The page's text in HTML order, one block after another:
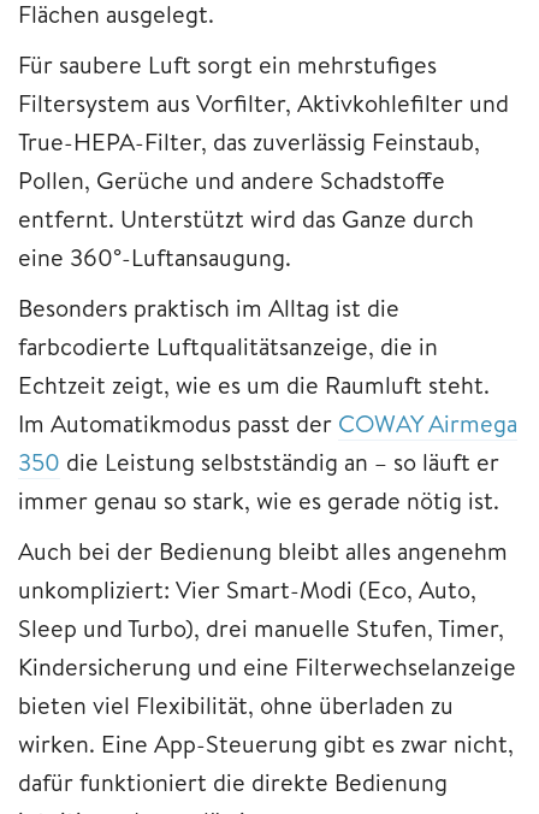
Flächen ausgelegt.
Für saubere Luft sorgt ein mehrstufiges
Filtersystem aus Vorfilter, Aktivkohlefilter und
True-HEPA-Filter, das zuverlässig Feinstaub,
Pollen, Gerüche und andere Schadstoffe
entfernt. Unterstützt wird das Ganze durch
eine 360°-Luftansaugung.
Besonders praktisch im Alltag ist die
farbcodierte Luftqualitätsanzeige, die in
Echtzeit zeigt, wie es um die Raumluft steht.
Im Automatikmodus passt der COWAY Airmega
350 die Leistung selbstständig an – so läuft er
immer genau so stark, wie es gerade nötig ist.
Auch bei der Bedienung bleibt alles angenehm
unkompliziert: Vier Smart-Modi (Eco, Auto,
Sleep und Turbo), drei manuelle Stufen, Timer,
Kindersicherung und eine Filterwechselanzeige
bieten viel Flexibilität, ohne überladen zu
wirken. Eine App-Steuerung gibt es zwar nicht,
dafür funktioniert die direkte Bedienung